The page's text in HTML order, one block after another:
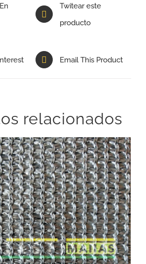
Twitear este
producto
Email This Product
relacionados